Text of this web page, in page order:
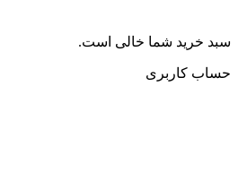
سبد خرید شما خالی است.
حساب کاربری